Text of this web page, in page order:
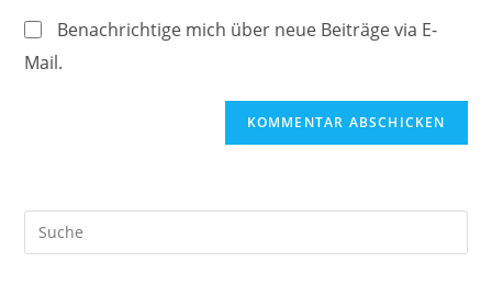
Benachrichtige mich über neue Beiträge via E-
Mail.